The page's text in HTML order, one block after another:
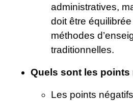
administratives,
doit être
méthodes
traditionnelles.
Quels sont les points
Les points